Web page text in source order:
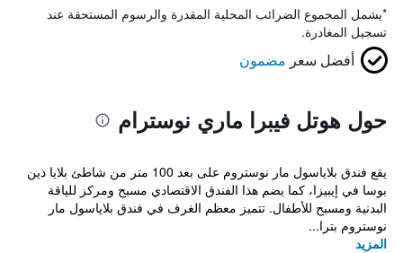
*يشمل المجموع الضرائب المحلية المقدرة والرسوم المستحقة عند
تسجيل المغادرة.
أفضل سعر مضمون
حول هوتل فيبرا ماري نوسترام
يقع فندق بلاياسول مار نوستروم على بعد 100 متر من شاطئ بلايا ذين
بوسا في إيبيزا، كما يضم هذا الفندق الاقتصادي مسبح ومركز للياقة
البدنية ومسبح للأطفال. تتميز معظم الغرف في فندق بلاياسول مار
نوستروم بترا...
المزيد